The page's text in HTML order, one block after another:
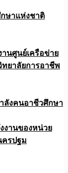
ษาแห่งชาติ
นศูนย์เครือข่าย
ยาลัยการอาชีพ
ลังคนอาชีวศึกษา
งานของหน่วย
ครปฐม